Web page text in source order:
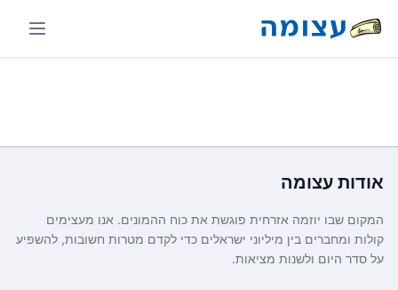
אודות עצומה
המקום שבו יוזמה אזרחית פוגשת את כוח ההמונים. אנו מעצימים
קולות ומחברים בין מיליוני ישראלים כדי לקדם מטרות חשובות, להשפיע
על סדר היום ולשנות מציאות.